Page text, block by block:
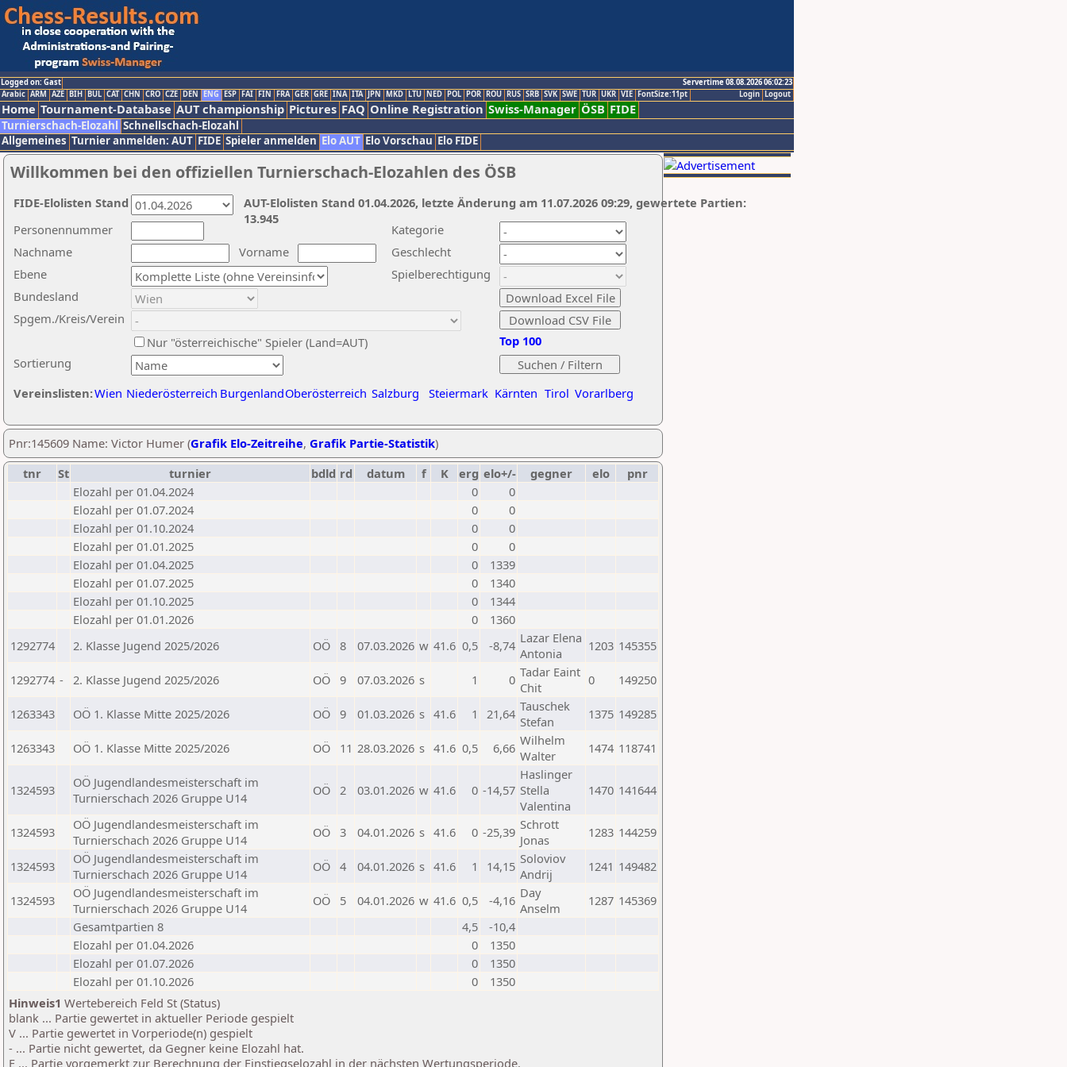
Logged on: Gast
Servertime 08.08.2026 06:02:23
Logout
Login
Arabic ARM AZE BIH BUL CAT CHN CRO CZE DEN ENG ESP FAI FIN FRA GER GRE INA ITA JPN MKD LTU NED POL POR ROU RUS SRB SVK SWE TUR UKR VIE FontSize:11pt
Home Tournament-Database AUT championship Pictures FAQ Online Registration Swiss-Manager ÖSB FIDE
Turnierschach-Elozahl Schnellschach-Elozahl
Allgemeines Turnier anmelden: AUT FIDE Spieler anmelden Elo AUT Elo Vorschau Elo FIDE
Willkommen bei den offiziellen Turnierschach-Elozahlen des ÖSB
Nachname
Vorname
Ebene
Kategorie
Sortierung
Personennummer
Bundesland
Spgem./Kreis/Verein
Geschlecht
Nur "österreichische" Spieler (Land=AUT)
Spielberechtigung
Vereinslisten:Wien Niederösterreich BurgenlandOberösterreich Salzburg Steiermark Kärnten Tirol Vorarlberg
Top 100
AUT-Elolisten Stand 01.04.2026, letzte Änderung am 11.07.2026 09:29, gewertete Partien:
13.945
FIDE-Elolisten Stand
Pnr:145609 Name: Victor Humer (Grafik Elo-Zeitreihe, Grafik Partie-Statistik)
tnr
St turnier bdld rd datum f K erg elo+/- gegner elo
pnr
Elozahl per 01.04.2024
0
0
Elozahl per 01.07.2024
0
0
Elozahl per 01.10.2024
0
0
Elozahl per 01.01.2025
0
0
Elozahl per 01.04.2025
0
1339
Elozahl per 01.07.2025
0
1340
Elozahl per 01.10.2025
0
1344
Elozahl per 01.01.2026
0
1360
1292774
2. Klasse Jugend 2025/2026 OÖ 8 07.03.2026 w 41.6 0,5 -8,74 Lazar Elena
Antonia
1203 145355
1292774 - 2. Klasse Jugend 2025/2026 OÖ 9 07.03.2026 s 1 0 Tadar Eaint
Chit
0 149250
1263343 OÖ 1. Klasse Mitte 2025/2026 OÖ 9 01.03.2026 s 41.6 1 21,64 Tauschek
Stefan
1375 149285
1263343 OÖ 1. Klasse Mitte 2025/2026 OÖ 11 28.03.2026 s 41.6 0,5 6,66 Wilhelm
Walter
1474 118741
1324593
OÖ Jugendlandesmeisterschaft im
Turnierschach 2026 Gruppe U14
OÖ 2 03.01.2026 w 41.6 0 -14,57
Haslinger
Stella
Valentina
1470 141644
1324593
OÖ Jugendlandesmeisterschaft im
Turnierschach 2026 Gruppe U14
OÖ 3 04.01.2026 s 41.6 0 -25,39 Schrott
Jonas
1283 144259
1324593
OÖ Jugendlandesmeisterschaft im
Turnierschach 2026 Gruppe U14
OÖ 4 04.01.2026 s 41.6 1 14,15 Soloviov
Andrij
1241 149482
1324593
OÖ Jugendlandesmeisterschaft im
Turnierschach 2026 Gruppe U14
OÖ 5 04.01.2026 w 41.6 0,5 -4,16 Day
Anselm
1287 145369
Gesamtpartien 8
4,5
-10,4
Elozahl per 01.04.2026
0
1350
Elozahl per 01.07.2026
0
1350
Elozahl per 01.10.2026
0
1350
Hinweis1 Wertebereich Feld St (Status)
blank ... Partie gewertet in aktueller Periode gespielt
V ... Partie gewertet in Vorperiode(n) gespielt
- ... Partie nicht gewertet, da Gegner keine Elozahl hat.
E ... Partie vorgemerkt zur Berechnung der Einstiegselozahl in der nächsten Wertungsperiode.